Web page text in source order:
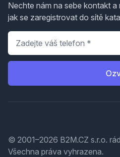
Nechte nám na sebe kontakt
jak se zaregistrovat do sítě
Telefon
© 2001–2026 B2M.CZ s.r.o.
Všechna práva vyhrazena.